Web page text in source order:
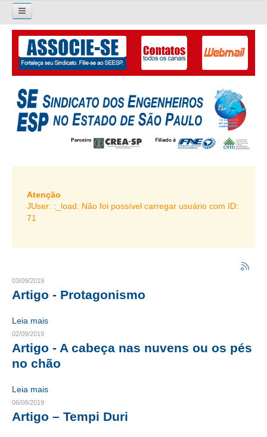
Pesquisar...
O SINDICATO
APRESENTAÇÃO
PALAVRA DO PRESIDENTE
DIRETORIA
LIVRO GESTÃO 2026-2029
SUBSEDES SINDICAIS
CRESCE BRASIL
HISTÓRICO E ATUAÇÃO
COMPOSIÇÃO
CONSELHOS ASSESSORES
PERSONALIDADES DA TECNOLOGIA
Atenção
JUser: :_load: Não foi possível carregar usuário com ID:
71
03/09/2019
Artigo - Protagonismo
Leia mais
02/09/2019
Artigo - A cabeça nas nuvens ou os pés
no chão
Leia mais
06/08/2019
Artigo – Tempi Duri